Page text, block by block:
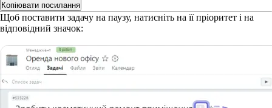
Копіювати посилання
Щоб поставити задачу на паузу, натисніть на її пріоритет і на
відповідний значок: